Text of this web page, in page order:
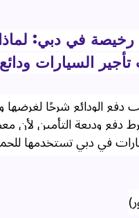
رخيصة في دبي: لماذا
السيارات
الودائع شرحًا لغرضها
دفع وديعة التأمين لأن
في دبي تستخدمها